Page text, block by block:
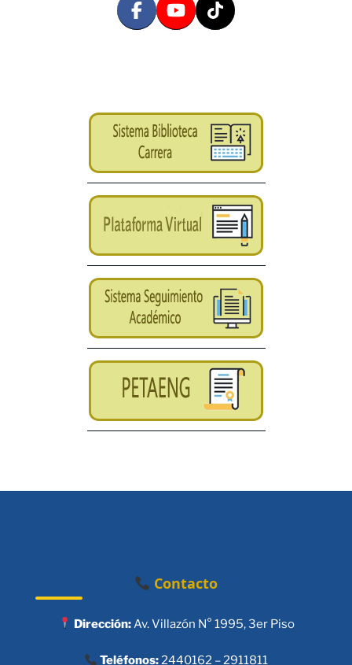
Contacto
Dirección:Av. Villazón N° 1995, 3er Piso
Teléfonos:2440162 – 2911811